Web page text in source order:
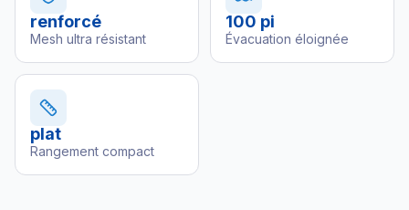
renforcé
Mesh ultra résistant
100 pi
Évacuation éloignée
plat
Rangement compact